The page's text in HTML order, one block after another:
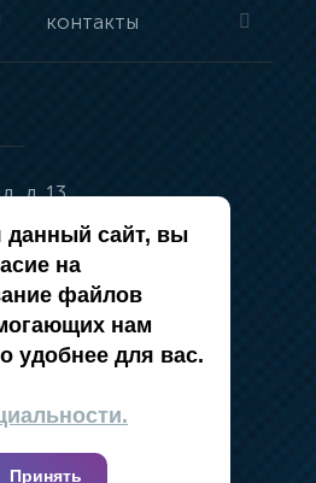
контакты
д. 13
отношении обработки
данных
оферта
карта сайта
данный сайт, вы
на
файлов
нам
удобнее для вас.
Принять